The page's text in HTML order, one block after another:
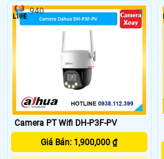
Camera PT Wifi DH-P3F-PV
Giá Bán: 1,900,000 ₫
940